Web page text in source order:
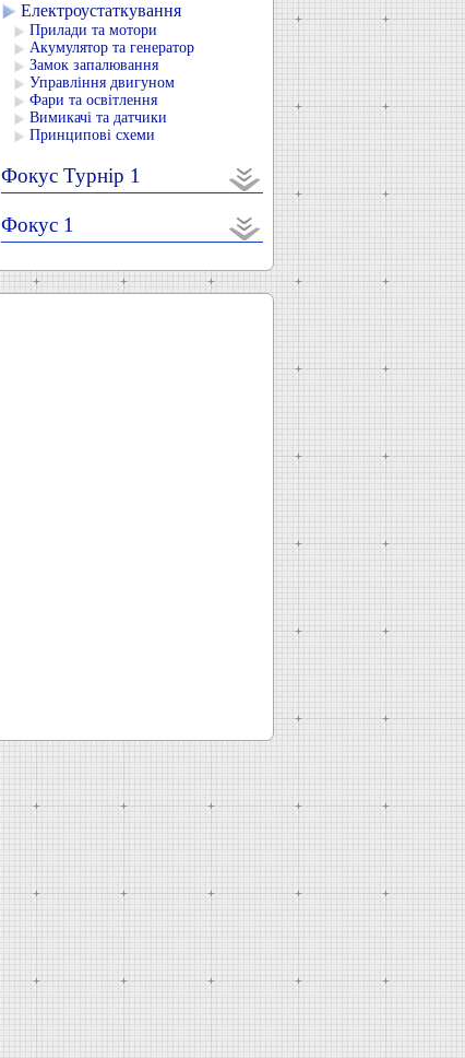
Електроустаткування
Прилади та мотори
Акумулятор та генератор
Замок запалювання
Управління двигуном
Фари та освітлення
Вимикачі та датчики
Принципові схеми
Фокус Турнір 1
Фокус 1